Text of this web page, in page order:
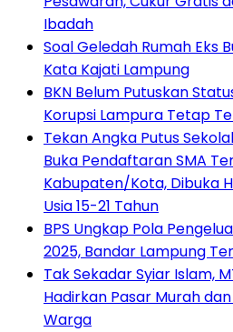
Ibadah
Soal Geledah Rumah Eks
Kata Kajati Lampung
BKN Belum Putuskan
Korupsi Lampura Tetap
Tekan Angka Putus
Buka Pendaftaran SMA
Kabupaten/Kota, Dibuka
Usia 15-21 Tahun
BPS Ungkap Pola
2025, Bandar Lampung
Tak Sekadar Syiar Islam,
Hadirkan Pasar Murah
Warga